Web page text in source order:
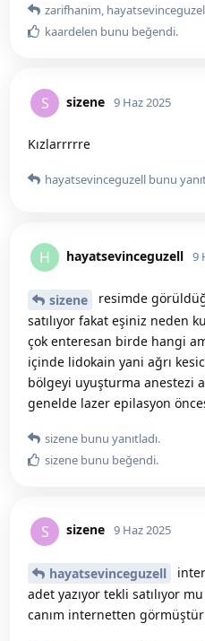
zarifhanim,
kaardelen bunu beğendi.
S sizene 9 Haz 2025
Kızlarrrrre
hayatsevinceguzell bunu
H hayatsevinceguzell 9
sizene
resimde
satılıyor fakat eşiniz neden
çok enteresan birde hangi
içinde lidokain yani ağrı
bölgeyi uyuşturma anestezi
genelde lazer epilasyon
sizene bunu yanıtladı.
sizene bunu beğendi.
S sizene 9 Haz 2025
hayatsevinceguzell
adet yazıyor tekli satılıyor
canım internetten